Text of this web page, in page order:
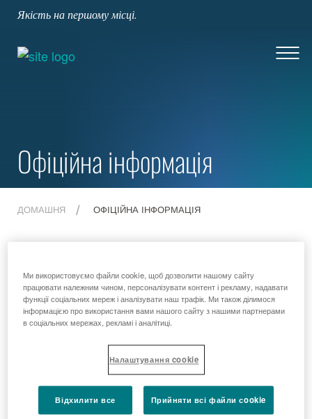
Якість на першому місці.
Офіційна інформація
ДОМАШНЯ ОФІЦІЙНА ІНФОРМАЦІЯ
Офіційна інформація
Компанія «Берлін-Хемі /А. Менаріні Україна
Україна, 02098, м. Київ, вул. Березняківська, 29
Ми використовуємо файли cookie, щоб дозволити нашому сайту
працювати належним чином, персоналізувати контент і рекламу, надавати
функції соціальних мереж і аналізувати наш трафік. Ми також ділимося
інформацією про використання вами нашого сайту з нашими партнерами
в соціальних мережах, рекламі і аналітиці.
Налаштування cookie
Відхилити все Прийняти всі файли сookie